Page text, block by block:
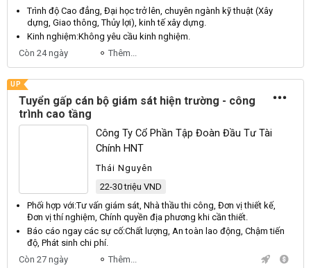
Trình độ Cao đẳng, Đại học trở lên, chuyên ngành kỹ thuật (Xây
dựng, Giao thông,Thủy lợi), kinh tế xây dựng.
Kinh nghiệm:Không yêu cầu kinh nghiệm.
Còn 24 ngày
Thêm...
UP
Tuyển gấp cán bộ giám sát hiện trường - công
trình cao tầng
Công Ty Cổ Phần Tập Đoàn Đầu Tư Tài
Chính HNT
Thái Nguyên
22-30 triệu VND
Phối hợp với:Tư vấn giám sát, Nhàthầu thi công, Đơn vị thiết kế,
Đơn vị thí nghiệm, Chính quyền địa phương khi cần thiết.
Báo cáo ngay các sự cố:Chất lượng, An toàn lao động, Chậm tiến
độ, Phát sinh chi phí.
Còn 27 ngày
Thêm...